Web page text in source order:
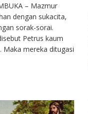
– Mazmur
dengan sukacita,
sorak-sorai.
Petrus kaum
Maka mereka ditugasi
hanya dapat
Kristus, batu